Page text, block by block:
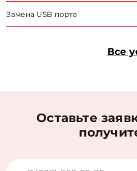
Замена USB порта
Все
Оставьте